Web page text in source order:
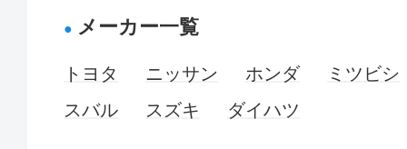
メーカー一覧
トヨタ ニッサン ホンダ
ミツビシ
スバル
スズキ ダイハツ